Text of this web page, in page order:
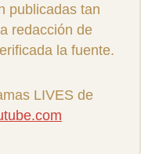
publicadas tan
redacción de
la fuente.
LIVES de